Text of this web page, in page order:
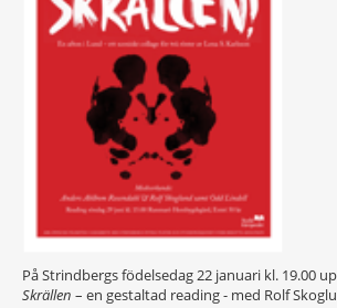
På Strindbergs födelsedag 22 januari kl. 19.00
Skrällen – en gestaltad reading - med Rolf